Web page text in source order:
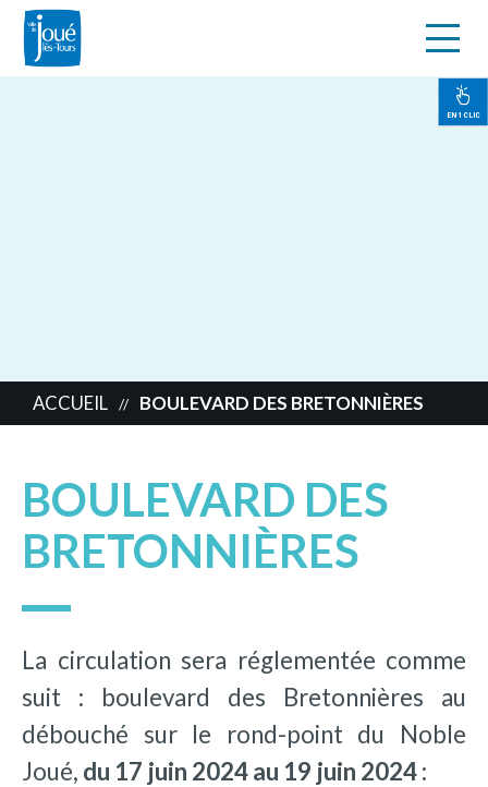
EN 1 CLIC
ACCUEIL // BOULEVARD DES BRETONNIÈRES
BOULEVARD DES
BRETONNIÈRES
La circulation sera réglementée comme
suit : boulevard des Bretonnières au
débouché sur le rond-point du Noble
Joué, du 17 juin 2024 au 19 juin 2024 :